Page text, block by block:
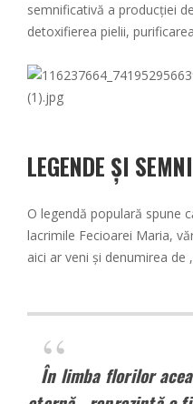
semnificativă a producției
detoxifierea pielii,
LEGENDE ȘI
O legendă populară spune
lacrimile Fecioarei Maria,
aici ar veni și denumirea de
În limba florilor